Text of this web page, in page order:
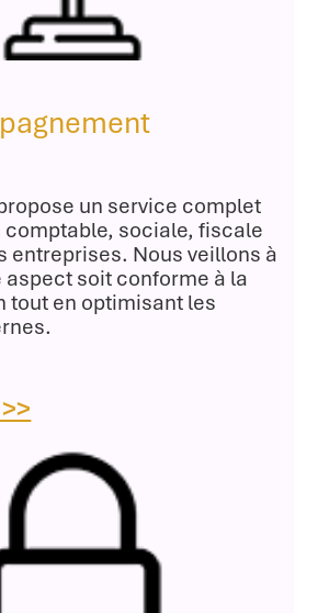
un service complet
comptable, sociale, fiscale
entreprises. Nous veillons à
aspect soit conforme à la
tout en optimisant les